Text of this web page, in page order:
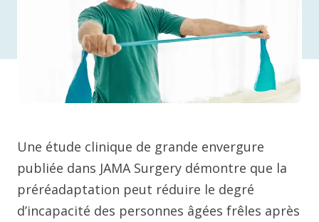
Une étude clinique de grande envergure
publiée dans JAMA Surgery démontre que la
préréadaptation peut réduire le degré
d’incapacité des personnes âgées frêles après